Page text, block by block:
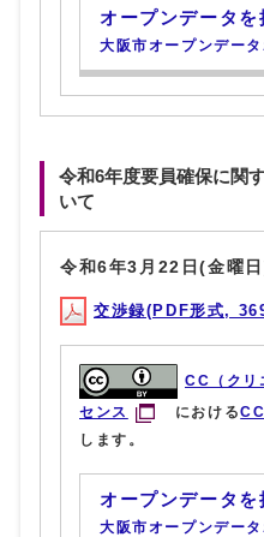
オープンデータを
大阪市オープンデー
令和6年度要員確保に関
いて
令和6年3月22日(金曜
交渉録(PDF形式,
CC（クリ
センス
における
します。
オープンデータを
大阪市オープンデー